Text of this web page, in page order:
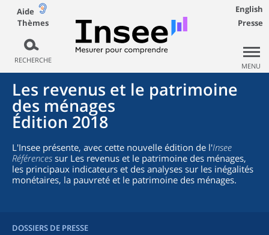
Aide
Thèmes
RECHERCHE
English
Presse
MENU
Les revenus et le patrimoine
des ménages
Édition 2018
L'Insee présente, avec cette nouvelle édition de l'Insee
Références sur Les revenus et le patrimoine des ménages,
les principaux indicateurs et des analyses sur les inégalités
monétaires, la pauvreté et le patrimoine des ménages.
DOSSIERS DE PRESSE